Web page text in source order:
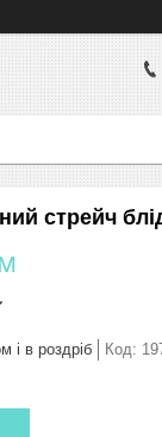
стрейч
і в роздріб Код: